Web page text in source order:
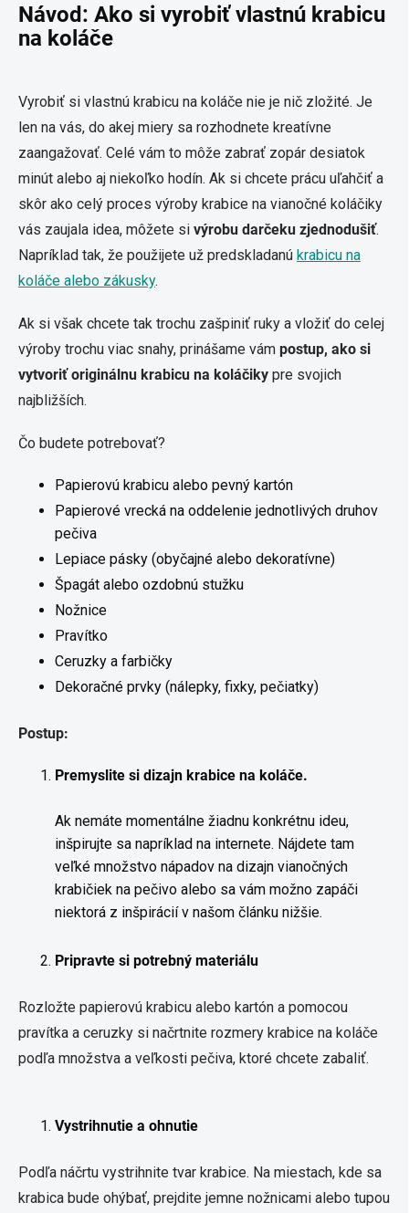
Návod: Ako si vyrobiť vlastnú krabicu
na koláče
Vyrobiť si vlastnú krabicu na koláče nie je nič zložité. Je
len na vás, do akej miery sa rozhodnete kreatívne
zaangažovať. Celé vám to môže zabrať zopár desiatok
minút alebo aj niekoľko hodín. Ak si chcete prácu uľahčiť a
skôr ako celý proces výroby krabice na vianočné koláčiky
vás zaujala idea, môžete si výrobu darčeku zjednodušiť.
Napríklad tak, že použijete už predskladanú krabicu na
koláče alebo zákusky.
Ak si však chcete tak trochu zašpiniť ruky a vložiť do celej
výroby trochu viac snahy, prinášame vám postup, ako si
vytvoriť originálnu krabicu na koláčiky pre svojich
najbližších.
Čo budete potrebovať?
Papierovú krabicu alebo pevný kartón
Papierové vrecká na oddelenie jednotlivých druhov
pečiva
Lepiace pásky (obyčajné alebo dekoratívne)
Špagát alebo ozdobnú stužku
Nožnice
Pravítko
Ceruzky a farbičky
Dekoračné prvky (nálepky, fixky, pečiatky)
Postup:
Premyslite si dizajn krabice na koláče.
Ak nemáte momentálne žiadnu konkrétnu ideu,
inšpirujte sa napríklad na internete. Nájdete tam
veľké množstvo nápadov na dizajn vianočných
krabičiek na pečivo alebo sa vám možno zapáči
niektorá z inšpirácií v našom článku nižšie.
Pripravte si potrebný materiálu
Rozložte papierovú krabicu alebo kartón a pomocou
pravítka a ceruzky si načrtnite rozmery krabice na koláče
podľa množstva a veľkosti pečiva, ktoré chcete zabaliť.
Vystrihnutie a ohnutie
Podľa náčrtu vystrihnite tvar krabice. Na miestach, kde sa
krabica bude ohýbať, prejdite jemne nožnicami alebo tupou